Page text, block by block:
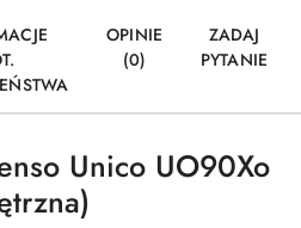
OPINIE
(0)
ZADAJ
PYTANIE
Unico UO90Xo